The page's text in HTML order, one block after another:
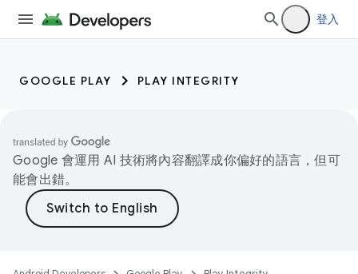
登入
GOOGLE PLAY PLAY INTEGRITY
Google 會運用 AI 技術將內容翻譯成你偏好的語言，但可
能會出錯。